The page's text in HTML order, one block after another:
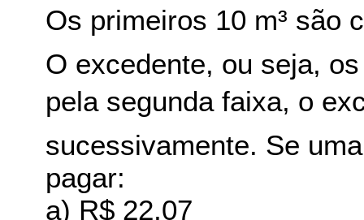
Os primeiros 10 m³ são
O excedente, ou seja,
pela segunda faixa, o
sucessivamente. Se
pagar:
a) R$ 22,07